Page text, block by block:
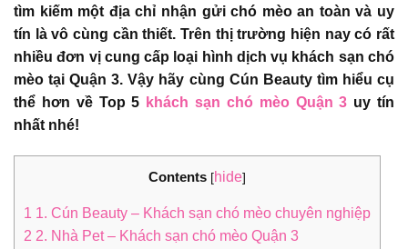
tìm kiếm một địa chỉ nhận gửi chó mèo an toàn và uy
tín là vô cùng cần thiết. Trên thị trường hiện nay có rất
nhiều đơn vị cung cấp loại hình dịch vụ khách sạn chó
mèo tại Quận 3. Vậy hãy cùng Cún Beauty tìm hiểu cụ
thể hơn về Top 5 khách sạn chó mèo Quận 3 uy tín
nhất nhé!
Contents [hide]
1 1. Cún Beauty – Khách sạn chó mèo chuyên nghiệp
2 2. Nhà Pet – Khách sạn chó mèo Quận 3